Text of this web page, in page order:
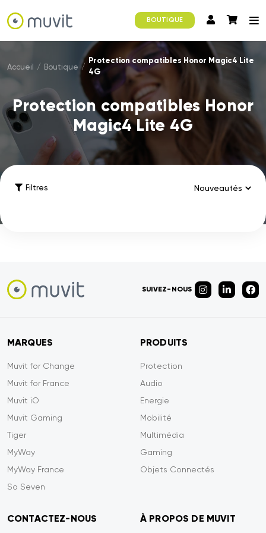
BOUTIQUE
Accueil / Boutique /
Protection compatibles Honor Magic4 Lite
4G
Protection compatibles Honor
Magic4 Lite 4G
Filtres
SUIVEZ-NOUS
MARQUES
Muvit for Change
Muvit for France
Muvit iO
Muvit Gaming
Tiger
MyWay
MyWay France
So Seven
PRODUITS
Protection
Audio
Energie
Mobilité
Multimédia
Gaming
Objets Connectés
CONTACTEZ-NOUS À PROPOS DE MUVIT